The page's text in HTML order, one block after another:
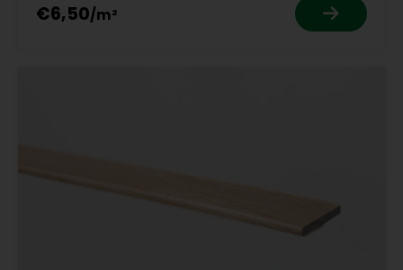
€6,50